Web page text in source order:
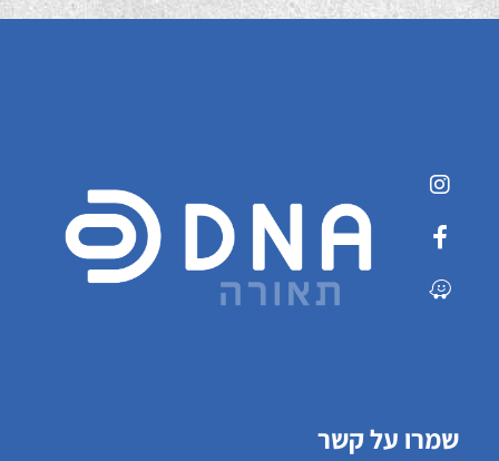
שמרו על קשר